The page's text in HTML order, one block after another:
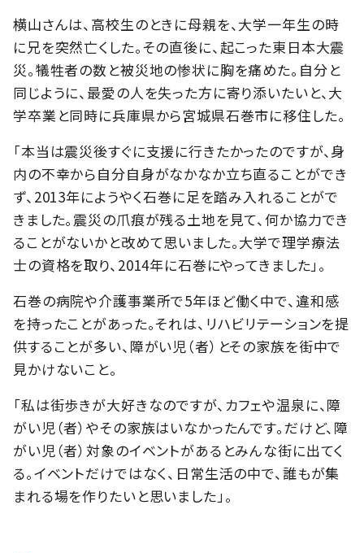
横山さんは、高校生のときに母親を、大学一年生の時
に兄を突然亡くした。その直後に、起こった東日本大震
災。犠牲者の数と被災地の惨状に胸を痛めた。自分と
同じように、最愛の人を失った方に寄り添いたいと、大
学卒業と同時に兵庫県から宮城県石巻市に移住した。
「本当は震災後すぐに支援に行きたかったのですが、身
内の不幸から自分自身がなかなか立ち直ることができ
ず、2013年にようやく石巻に足を踏み入れることがで
きました。震災の爪痕が残る土地を見て、何か協力でき
ることがないかと改めて思いました。大学で理学療法
士の資格を取り、2014年に石巻にやってきました」。
石巻の病院や介護事業所で5年ほど働く中で、違和感
を持ったことがあった。それは、リハビリテーションを提
供することが多い、障がい児（者）とその家族を街中で
見かけないこと。
「私は街歩きが大好きなのですが、カフェや温泉に、障
がい児（者）やその家族はいなかったんです。だけど、障
がい児（者）対象のイベントがあるとみんな街に出てく
る。イベントだけではなく、日常生活の中で、誰もが集
まれる場を作りたいと思いました」。